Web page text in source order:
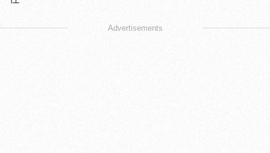
Advertisements